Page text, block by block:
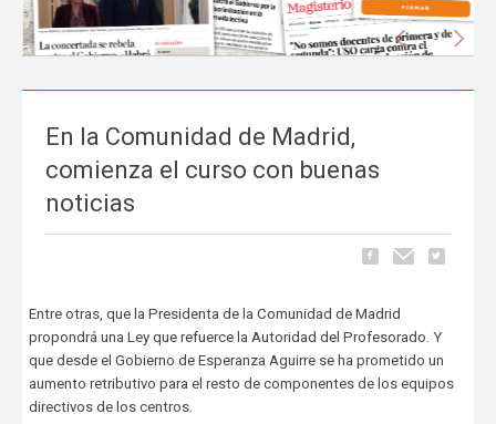
La prensa nacional se hace eco del liderazgo
de FEUSO frente al Proyecto de Ley que
excluye a la concertada
lectiva del profesorado ha comenzado a ocupar espacio en los
principales medios de comunicación nacionales.FEUSO ha sido el
primer sindicato en dar un paso al frentepara denunciar...
Anterior
En la Comunidad de Madrid,
comienza el curso con buenas
noticias
Entre otras, que la Presidenta de la Comunidad de Madrid
propondrá una Ley que refuerce la Autoridad del Profesorado. Y
que desde el Gobierno de Esperanza Aguirre se ha prometido un
aumento retributivo para el resto de componentes de los equipos
directivos de los centros.